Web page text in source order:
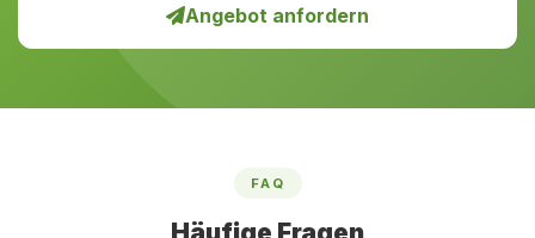
Angebot anfordern
FAQ